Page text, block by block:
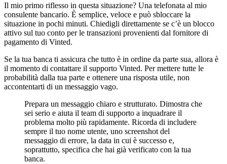
Il mio primo riflesso in questa situazione? Una telefonata al mio
consulente bancario. È semplice, veloce e può sbloccare la
situazione in pochi minuti. Chiedigli direttamente se c’è un blocco
attivo sul tuo conto per le transazioni provenienti dal fornitore di
pagamento di Vinted.
Se la tua banca ti assicura che tutto è in ordine da parte sua, allora è
il momento di contattare il supporto Vinted. Per mettere tutte le
probabilità dalla tua parte e ottenere una risposta utile, non
accontentarti di un messaggio vago.
Prepara un messaggio chiaro e strutturato. Dimostra che
sei serio e aiuta il team di supporto a inquadrare il
problema molto più rapidamente. Ricorda di includere
sempre il tuo nome utente, uno screenshot del
messaggio di errore, la data in cui è successo e,
soprattutto, specifica che hai già verificato con la tua
banca.